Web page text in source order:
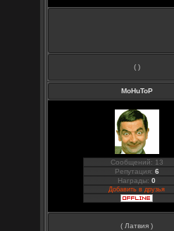
( )
MoHuToP
Сообщений: 13
Репутация: 6
Награды:0
Добавить в друзья
( Латвия )